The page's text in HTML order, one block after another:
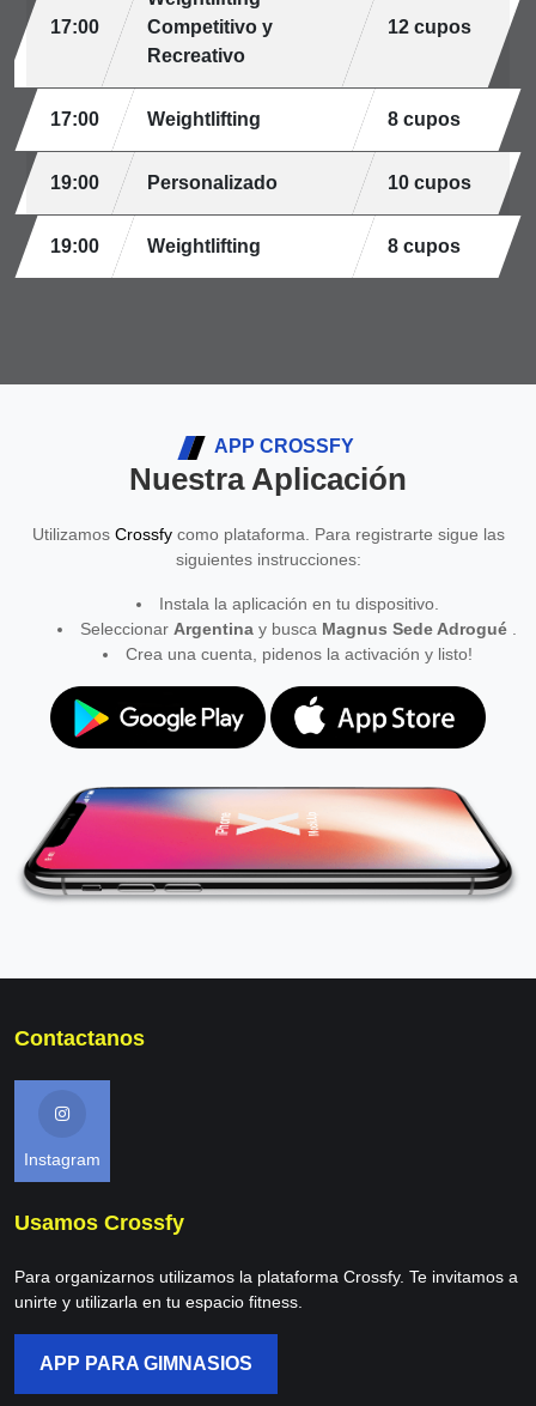
17:00
Competitivo y
Recreativo
12 cupos
17:00 Weightlifting 8 cupos
19:00 Personalizado 10 cupos
19:00 Weightlifting 8 cupos
APP CROSSFY
Nuestra Aplicación
Utilizamos Crossfycomo plataforma. Para registrarte sigue las
siguientes instrucciones:
Instala la aplicación en tu dispositivo.
Seleccionar Argentina y busca Magnus Sede Adrogué
Crea una cuenta, pidenos la activación y listo!
Contactanos
Instagram
Usamos Crossfy
Para organizarnos utilizamos la plataforma Crossfy. Te invitamos a
unirte y utilizarla en tu espacio fitness.
APP PARA GIMNASIOS